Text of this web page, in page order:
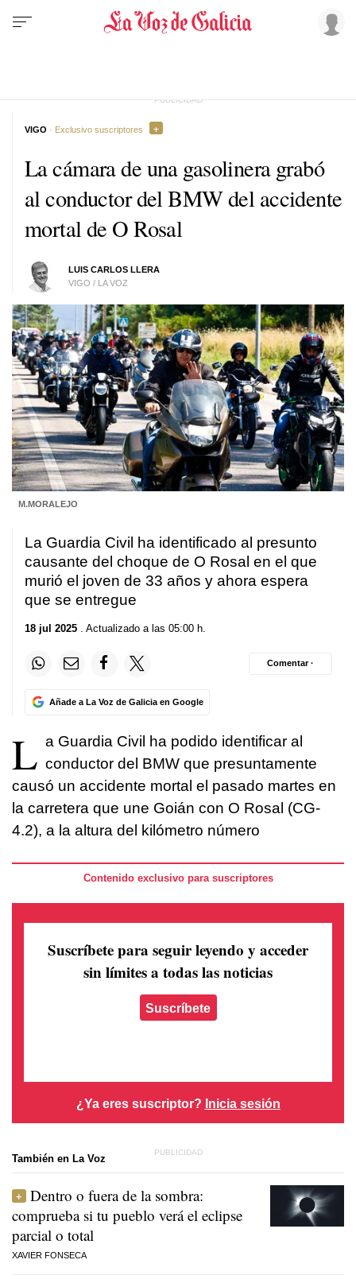
La cámara de una gasolinera grabó
al conductor del BMW del accidente
mortal de O Rosal
LUIS CARLOS LLERA
VIGO / LA VOZ
VIGO · Exclusivo suscriptores
M.MORALEJO
La Guardia Civil ha identificado al presunto
causante del choque de O Rosal en el que
murió el joven de 33 años y ahora espera
que se entregue
18 jul 2025 . Actualizado a las 05:00 h.
Añade a La Voz de Galicia en Google
Comentar ·
L a Guardia Civil ha podido identificar al
conductor del BMW que presuntamente
causó un accidente mortal el pasado martes en
la carretera que une Goián con O Rosal (CG-
4.2), a la altura del kilómetro número
Contenido exclusivo para suscriptores
Suscríbete para seguir leyendo y acceder
sin límites a todas las noticias
Suscríbete
¿Ya eres suscriptor? Inicia sesión
También en La Voz
Dentro o fuera de la sombra:
comprueba si tu pueblo verá el eclipse
parcial o total
XAVIER FONSECA